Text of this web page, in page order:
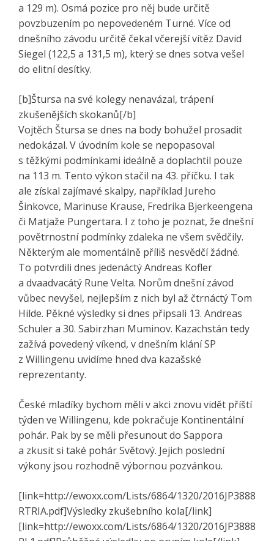
a 129 m). Osmá pozice pro něj bude určitě
povzbuzením po nepovedeném Turné. Více od
dnešního závodu určitě čekal včerejší vítěz David
Siegel (122,5 a 131,5 m), který se dnes sotva vešel
do elitní desítky.
[b]Štursa na své kolegy nenavázal, trápení
zkušenějších skokanů[/b]
Vojtěch Štursa se dnes na body bohužel prosadit
nedokázal. V úvodním kole se nepopasoval
s těžkými podmínkami ideálně a doplachtil pouze
na 113 m. Tento výkon stačil na 43. příčku. I tak
ale získal zajímavé skalpy, například Jureho
Šinkovce, Marinuse Krause, Fredrika Bjerkeengena
či Matjaže Pungertara. I z toho je poznat, že dnešní
povětrnostní podmínky zdaleka ne všem svědčily.
Některým ale momentálně příliš nesvědčí žádné.
To potvrdili dnes jedenáctý Andreas Kofler
a dvaadvacátý Rune Velta. Norům dnešní závod
vůbec nevyšel, nejlepším z nich byl až čtrnáctý Tom
Hilde. Pěkné výsledky si dnes připsali 13. Andreas
Schuler a 30. Sabirzhan Muminov. Kazachstán tedy
zažívá povedený víkend, v dnešním klání SP
z Willingenu uvidíme hned dva kazašské
reprezentanty.
České mladíky bychom měli v akci znovu vidět příští
týden ve Willingenu, kde pokračuje Kontinentální
pohár. Pak by se měli přesunout do Sappora
a zkusit si také pohár Světový. Jejich poslední
výkony jsou rozhodně výbornou pozvánkou.
[link=http://ewoxx.com/Lists/6864/1320/2016JP3888
RTRIA.pdf]Výsledky zkušebního kola[/link]
[link=http://ewoxx.com/Lists/6864/1320/2016JP3888